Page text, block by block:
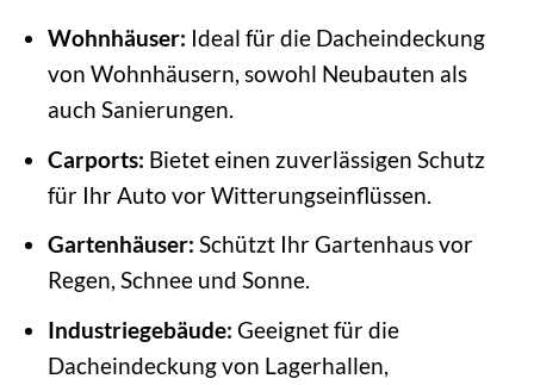
Wohnhäuser: Ideal für die Dacheindeckung
von Wohnhäusern, sowohl Neubauten als
auch Sanierungen.
Carports: Bietet einen zuverlässigen Schutz
für Ihr Auto vor Witterungseinflüssen.
Gartenhäuser: Schützt Ihr Gartenhaus vor
Regen, Schnee und Sonne.
Industriegebäude: Geeignet für die
Dacheindeckung von Lagerhallen,